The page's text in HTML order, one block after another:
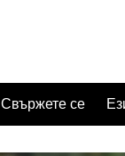
Свържете се